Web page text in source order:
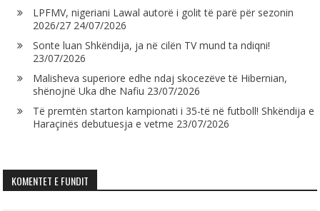
LPFMV, nigeriani Lawal autorë i golit të parë për sezonin
2026/27 24/07/2026
Sonte luan Shkëndija, ja në cilën TV mund ta ndiqni!
23/07/2026
Malisheva superiore edhe ndaj skocezëve të Hibernian,
shënojnë Uka dhe Nafiu 23/07/2026
Të premtën starton kampionati i 35-të në futboll! Shkëndija e
Haraçinës debutuesja e vetme 23/07/2026
KOMENTET E FUNDIT